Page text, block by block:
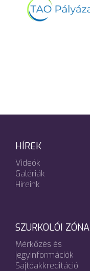
HÍREK
Videók
Galériák
Híreink
SZURKOLÓI ZÓNA
Mérkőzés és
jegyinformációk
Sajtóakkreditáció